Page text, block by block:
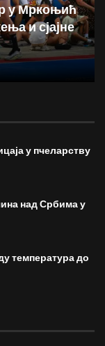
у Мркоњић
и сјајне
у пчеларству
над Србима у
температура до